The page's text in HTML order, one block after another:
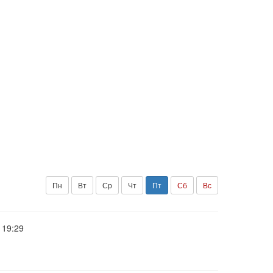
Пн Вт Ср Чт Пт Сб Вс
19:29